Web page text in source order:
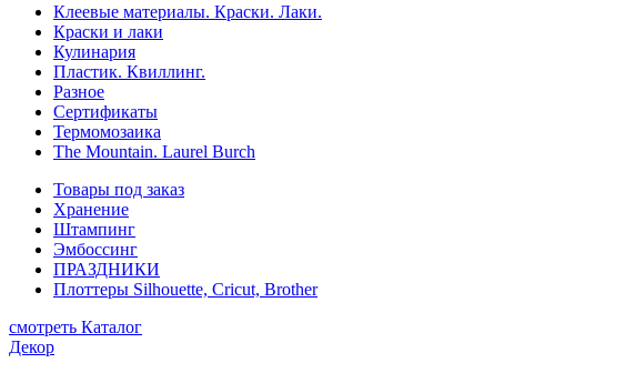
Клеевые материалы. Краски. Лаки.
Краски и лаки
Кулинария
Пластик. Квиллинг.
Разное
Сертификаты
Термомозаика
The Mountain. Laurel Burch
Товары под заказ
Хранение
Штампинг
Эмбоссинг
ПРАЗДНИКИ
Плоттеры Silhouette, Cricut, Brother
смотреть Каталог
Декор